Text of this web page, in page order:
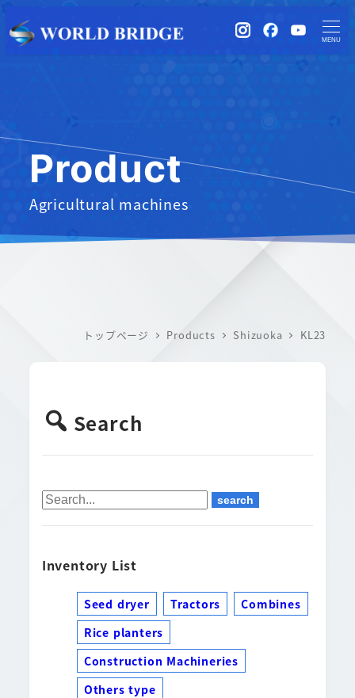
instagramFacebook
MENU
Product
Agricultural machines
トップページ Products Shizuoka KL23
Search
Inventory List
Seed dryer Tractors
Combines
Rice planters
Construction Machineries
Others type